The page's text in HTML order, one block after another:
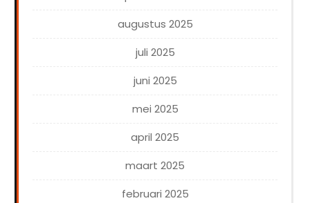
augustus 2025
juli 2025
juni 2025
mei 2025
april 2025
maart 2025
februari 2025